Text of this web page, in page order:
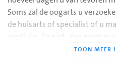
Soms zal de oogarts u
de huisarts of specialist of u
medicijn. Zo niet, dan moet er